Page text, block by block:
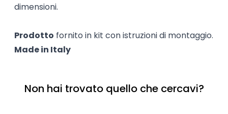
dimensioni.
Prodotto fornito in kit con istruzioni di montaggio.
Made in Italy
Non hai trovato quello che cercavi?